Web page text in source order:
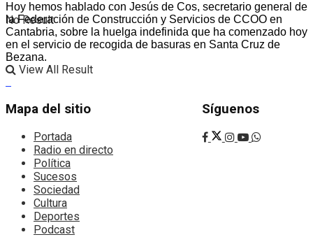
No Result
View All Result
Hoy hemos hablado con Jesús de Cos, secretario general de
la Federación de Construcción y Servicios de CCOO en
Cantabria, sobre la huelga indefinida que ha comenzado hoy
en el servicio de recogida de basuras en Santa Cruz de
Bezana.
Mapa del sitio
Portada
Radio en directo
Política
Sucesos
Sociedad
Cultura
Deportes
Podcast
Síguenos